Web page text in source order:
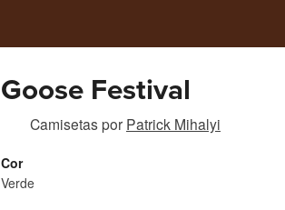
Goose Festival
Camisetaspor Patrick Mihalyi
Cor
Verde